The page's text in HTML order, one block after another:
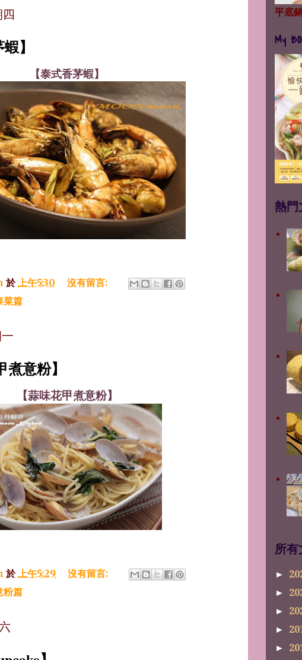
】
【泰式香茅蝦】
於上午5:30
沒有留言:
篇
意粉】
【蒜味花甲煮意粉】
於上午5:29
沒有留言:
篇
平底
My
熱門
所有
►
►
►
►
►